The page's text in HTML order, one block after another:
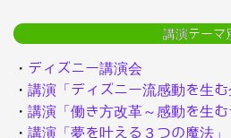
講演テーマ
・ ディズニー講演会
・ 講演「ディズニー流感動を生
・ 講演「働き方改革～感動を生む
・ 講演「夢を叶える３つの魔法」